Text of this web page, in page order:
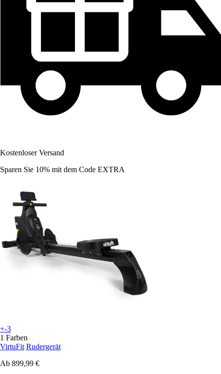
Kostenloser Versand
Sparen Sie 10% mit dem Code EXTRA
+-3
1 Farben
VirtuFit Rudergerät
Ab 899,99 €